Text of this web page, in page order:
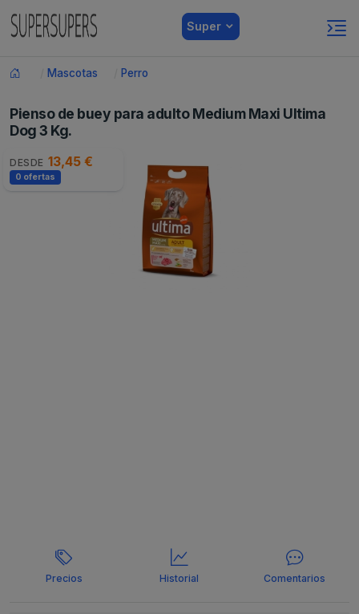
Super
Mascotas Perro
Pienso de buey para adulto Medium Maxi Ultima
Dog 3 Kg.
DESDE 13,45 €
0 ofertas
Precios Historial Comentarios